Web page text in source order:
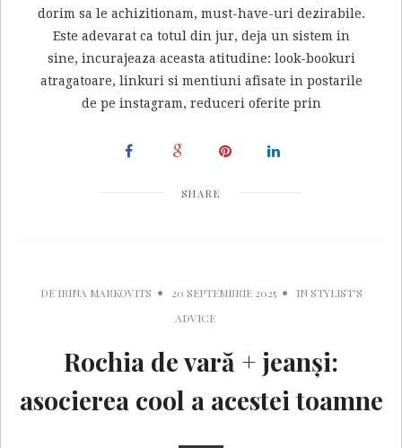
dorim sa le achizitionam, must-have-uri dezirabile.
Este adevarat ca totul din jur, deja un sistem in
sine, incurajeaza aceasta atitudine: look-bookuri
atragatoare, linkuri si mentiuni afisate in postarile
de pe instagram, reduceri oferite prin
SHARE
DE IRINA MARKOVITS 20 SEPTEMBRIE 2025 IN STYLIST'S
ADVICE
Rochia de vară + jeanși:
asocierea cool a acestei toamne